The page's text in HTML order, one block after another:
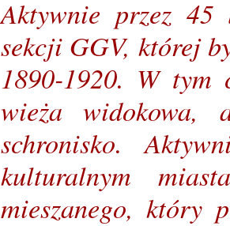
Aktywnie przez 45
sekcji GGV, której
1890-1920. W tym
wieża widokowa,
schronisko.
kulturalnym
mieszanego, który